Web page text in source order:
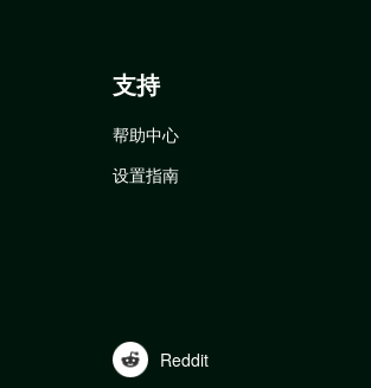
支持
帮助中心
设置指南
Reddit